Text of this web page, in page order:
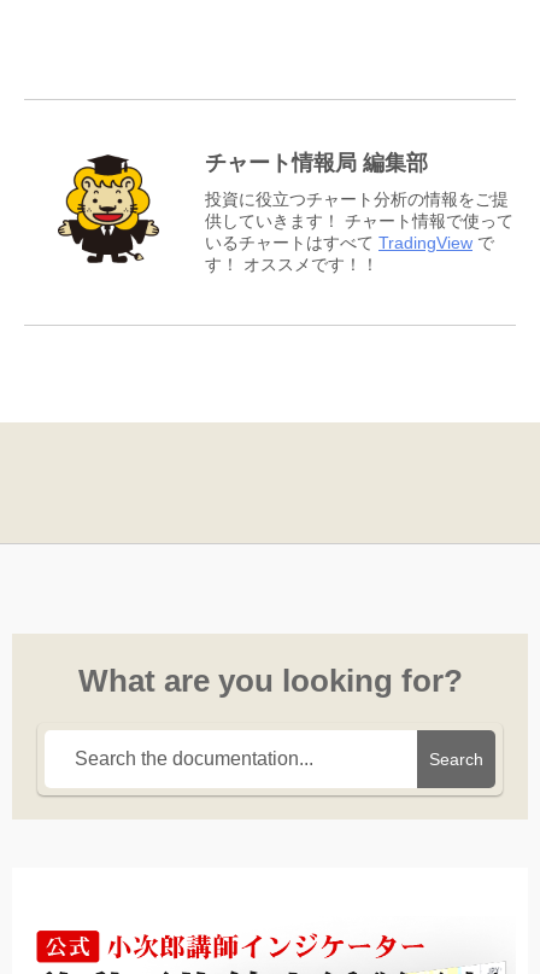
チャート情報局 編集部
投資に役立つチャート分析の情報をご提
供していきます！ チャート情報で使って
いるチャートはすべて TradingView で
す！ オススメです！！
What are you looking for?
Search